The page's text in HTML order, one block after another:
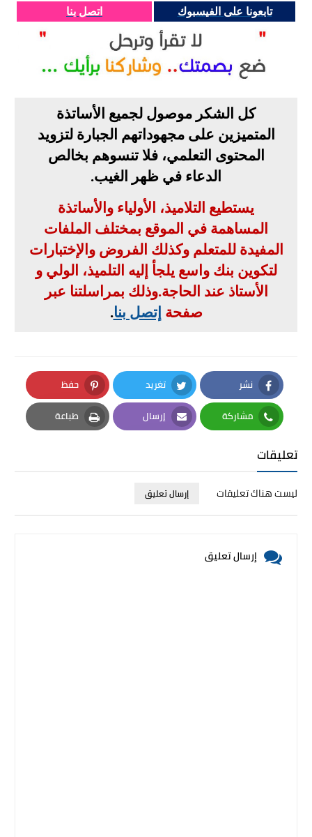
تابعونا على الفيسبوك اتصل بنا
كل الشكر موصول لجميع الأساتذة
المتميزين على مجهوداتهم الجبارة لتزويد
المحتوى التعلمي، فلا تنسوهم بخالص
الدعاء في ظهر الغيب.
يستطيع التلاميذ، الأولياء والأساتذة
المساهمة في الموقع بمختلف الملفات
المفيدة للمتعلم وكذلك الفروض والإختبارات
لتكوين بنك واسع يلجأ إليه التلميذ، الولي و
الأستاذ عند الحاجة.وذلك بمراسلتنا عبر
صفحة إتصل بنا.
نشر
Facebook
تغريد
Twitter
حفظ
Pinterest
مشاركة
Whatsapp
إرسال
Email
طباعة
Print
تعليقات
ليست هناك تعليقات إرسال تعليق
إرسال تعليق